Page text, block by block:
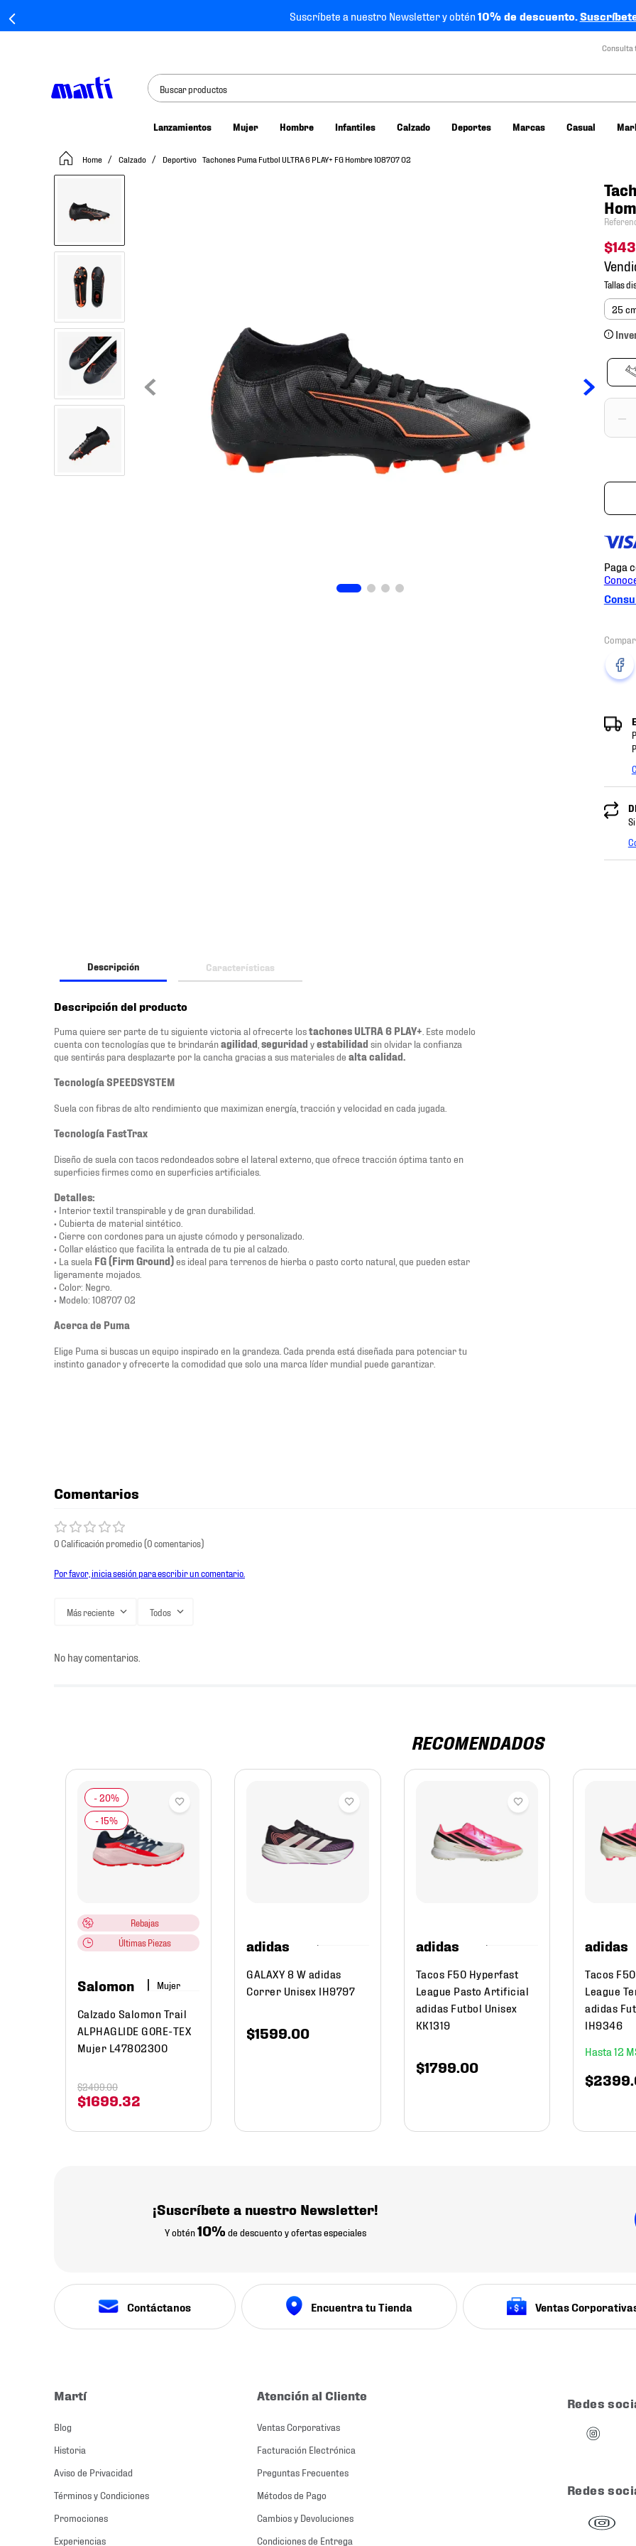
Suscríbete a nuestro Newsletter y obtén10% de descuento.
Consulta
Buscar productos
Lanzamientos Mujer Hombre Infantiles Calzado Deportes Marcas Casual
Calzado Deportivo Tachones Puma Futbol ULTRA 6 PLAY+ FG Hombre 108707 02
$
25
－
Descripción Características
Descripción del producto
Puma quiere ser parte de tu siguiente victoria al ofrecerte lostachones ULTRA 6 PLAY+ . Este modelo
cuenta con tecnologías que te brindaránagilidad seguridad yestabilidad sin olvidar la confianza
que sentirás para desplazarte por la cancha gracias a sus materiales de alta calidad.
Tecnología SPEEDSYSTEM
Suela con fibras de alto rendimiento que maximizan energía, tracción y velocidad en cada jugada.
Tecnología FastTrax
Diseño de suela con tacos redondeados sobre el lateral externo, que ofrece tracción óptima tanto en
superficies firmes como en superficies artificiales.
Detalles:
• Interior textil transpirable y de gran durabilidad.
• Cubierta de material sintético.
• Cierre con cordones para un ajuste cómodo y personalizado.
• Collar elástico que facilita la entrada de tu pie al calzado.
• La suela FG (Firm Ground)es ideal para terrenos de hierba o pasto corto natural, que pueden estar
ligeramente mojados.
• Color: Negro.
• Modelo: 108707 02
Acerca de Puma
Elige Puma si buscas un equipo inspirado en la grandeza. Cada prenda está diseñada para potenciar tu
instinto ganador y ofrecerte la comodidad que solo una marca líder mundial puede garantizar.
Comentarios
0 Calificación promedio(0 comentarios)
Por favor, inicia sesión para escribir un comentario.
Más reciente Todos
No hay comentarios.
RECOMENDADOS
Rebajas
Últimas Piezas
Salomon Mujer
Calzado Salomon Trail
ALPHAGLIDE GORE-TEX
Mujer L47802300
$1699.32
$2499.00
adidas
GALAXY 8 W adidas
Correr Unisex IH9797
$1599.00
adidas
Tacos F50 Hyperfast
League Pasto Artificial
adidas Futbol Unisex
KK1319
$1799.00
adidas
Tacos
League
adidas
IH9346
12
$2399.
¡Suscríbete a nuestro Newsletter!
Y obtén10% de descuento y ofertas especiales
Contáctanos Encuentra tu Tienda Ventas
Martí
Blog
Historia
Aviso de Privacidad
Términos y Condiciones
Promociones
Experiencias
Atención al Cliente
Ventas Corporativas
Facturación Electrónica
Preguntas Frecuentes
Métodos de Pago
Cambios y Devoluciones
Condiciones de Entrega
Redes
Redes
tenis mujer
tenis niño